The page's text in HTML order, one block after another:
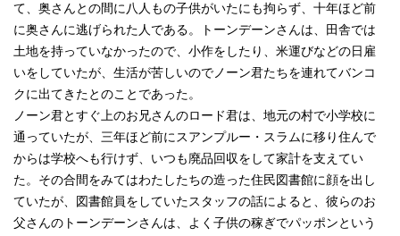
て、奥さんとの間に八人もの子供がいたにも拘らず、十年ほど前
に奥さんに逃げられた人である。トーンデーンさんは、田舎では
土地を持っていなかったので、小作をしたり、米運びなどの日雇
いをしていたが、生活が苦しいのでノーン君たちを連れてバンコ
クに出てきたとのことであった。
ノーン君とすぐ上のお兄さんのロード君は、地元の村で小学校に
通っていたが、三年ほど前にスアンプルー・スラムに移り住んで
からは学校へも行けず、いつも廃品回収をして家計を支えてい
た。その合間をみてはわたしたちの造った住民図書館に顔を出し
ていたが、図書館員をしていたスタッフの話によると、彼らのお
父さんのトーンデーンさんは、よく子供の稼ぎでパッポンという